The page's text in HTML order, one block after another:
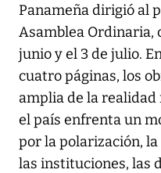
Panameña dirigió al
Asamblea Ordinaria,
junio y el 3 de julio.
cuatro páginas, los
amplia de la
el país enfrenta un
por la polarización,
las instituciones, las